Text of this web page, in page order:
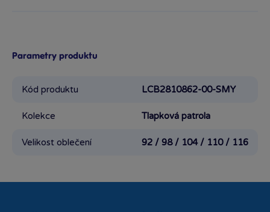
Parametry produktu
Kód produktu LCB2810862-00-SMY
Kolekce Tlapková patrola
Velikost oblečení 92 / 98 / 104 / 110 / 116